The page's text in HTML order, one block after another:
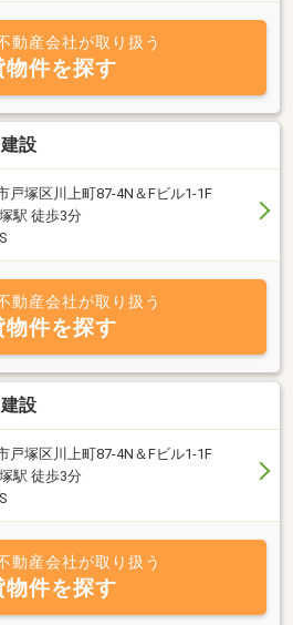
動産会社が取り扱う
物件を探す
設
戸塚区川上町87-4N＆Fビル1-1F
駅 徒歩3分
動産会社が取り扱う
物件を探す
設
戸塚区川上町87-4N＆Fビル1-1F
駅 徒歩3分
動産会社が取り扱う
物件を探す